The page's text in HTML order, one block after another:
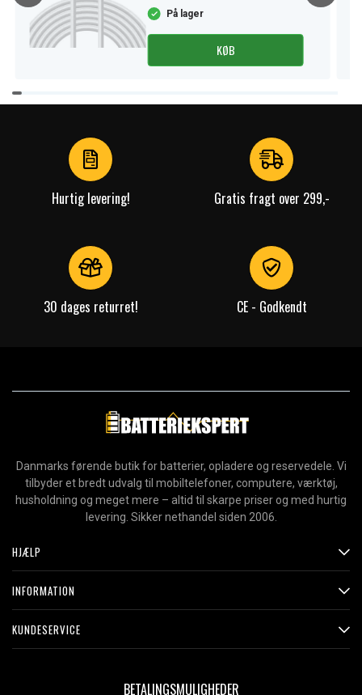
På lager
KØB
Item
1
Hurtig levering! Gratis fragt over 299,-
30 dages returret! CE - Godkendt
Danmarks førende butik for batterier, opladere og reservedele. Vi
tilbyder et bredt udvalg til mobiltelefoner, computere, værktøj,
husholdning og meget mere – altid til skarpe priser og med hurtig
levering. Sikker nethandel siden 2006.
HJÆLP
INFORMATION
KUNDESERVICE
BETALINGSMULIGHEDER